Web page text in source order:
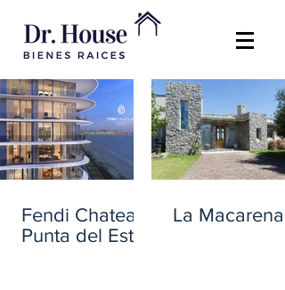
Fendi Chateau
Punta del Este
La Macarena